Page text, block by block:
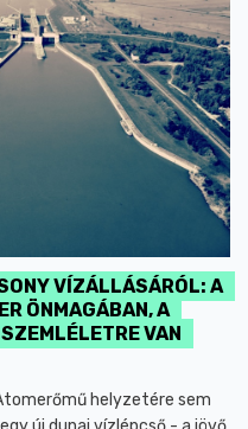
VÍZÁLLÁSÁRÓL: A
ÖNMAGÁBAN, A
VAN
helyzetére sem